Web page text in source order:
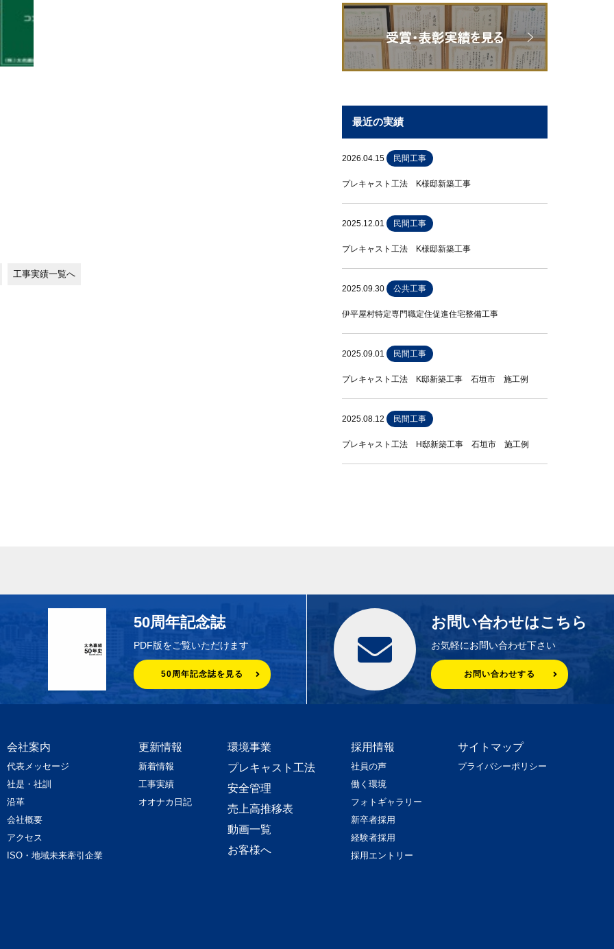
工事実績一覧へ
最近の実績
2026.04.15 民間工事
プレキャスト工法 K様邸新築工事
2025.12.01 民間工事
プレキャスト工法 K様邸新築工事
2025.09.30 公共工事
伊平屋村特定専門職定住促進住宅整備工事
2025.09.01 民間工事
プレキャスト工法 K邸新築工事 石垣市 施工例
2025.08.12 民間工事
プレキャスト工法 H邸新築工事 石垣市 施工例
50周年記念誌
PDF版をご覧いただけます
50周年記念誌を見る
お問い合わせはこちら
お気軽にお問い合わせ下さい
お問い合わせする
会社案内
代表メッセージ
社是・社訓
沿革
会社概要
アクセス
ISO・地域未来牽引企業
更新情報
新着情報
工事実績
オオナカ日記
環境事業
プレキャスト工法
安全管理
売上高推移表
動画一覧
お客様へ
採用情報
社員の声
働く環境
フォトギャラリー
新卒者採用
経験者採用
採用エントリー
サイトマップ
プライバシーポリシー